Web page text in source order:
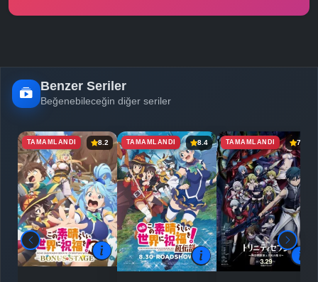
Benzer Seriler
Beğenebileceğin diğer seriler
TAMAMLANDI 8.2 TAMAMLANDI 8.4 TAMAMLANDI 7.3